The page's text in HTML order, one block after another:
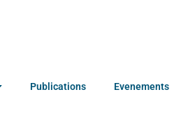
Publications Evenements